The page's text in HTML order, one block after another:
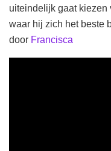
uiteindelijk gaat kiezen
waar hij zich het beste
door Francisca